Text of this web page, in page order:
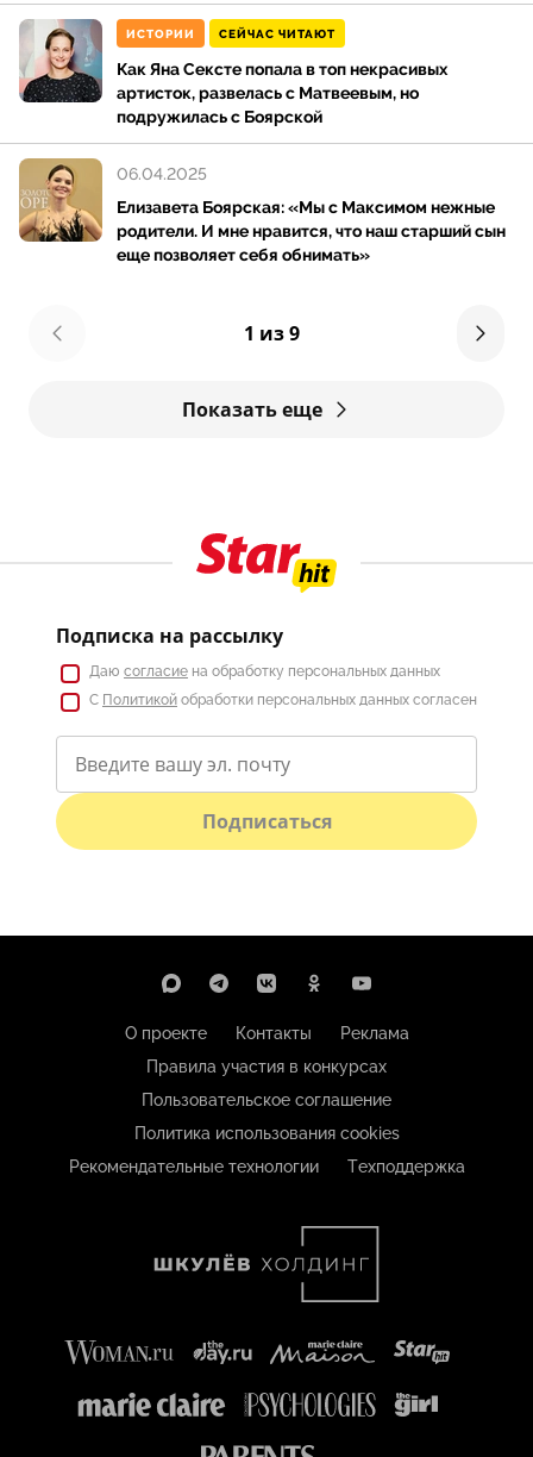
ИСТОРИИ СЕЙЧАС ЧИТАЮТ
Как Яна Сексте попала в топ некрасивых
артисток, развелась с Матвеевым, но
подружилась с Боярской
Елизавета Боярская: «Мы с Максимом нежные
родители. И мне нравится, что наш старший сын
еще позволяет себя обнимать»
06.04.2025
1 из 9
Показать еще
Подписка на рассылку
Даю согласие на обработку персональных данных
С Политикой обработки персональных данных согласен
Подписаться
О проекте Контакты
Реклама
Правила участия в конкурсах
Пользовательское соглашение
Политика использования cookies
Рекомендательные технологии
Техподдержка